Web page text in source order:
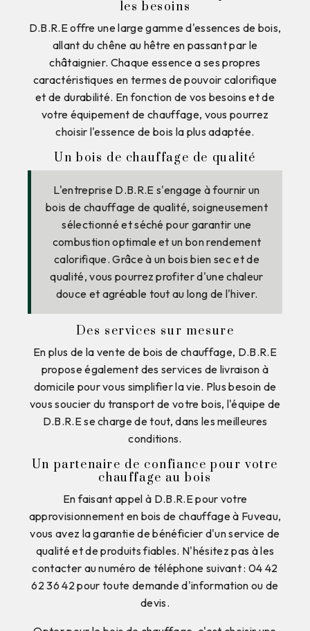
les besoins
D.B.R.E offre une large gamme d'essences de bois,
allant du chêne au hêtre en passant par le
châtaignier. Chaque essence a ses propres
caractéristiques en termes de pouvoir calorifique
et de durabilité. En fonction de vos besoins et de
votre équipement de chauffage, vous pourrez
choisir l'essence de bois la plus adaptée.
Un bois de chauffage de qualité
L'entreprise D.B.R.E s'engage à fournir un
bois de chauffage de qualité, soigneusement
sélectionné et séché pour garantir une
combustion optimale et un bon rendement
calorifique. Grâce à un bois bien sec et de
qualité, vous pourrez profiter d'une chaleur
douce et agréable tout au long de l'hiver.
Des services sur mesure
En plus de la vente de bois de chauffage, D.B.R.E
propose également des services de livraison à
domicile pour vous simplifier la vie. Plus besoin de
vous soucier du transport de votre bois, l'équipe de
D.B.R.E se charge de tout, dans les meilleures
conditions.
Un partenaire de confiance pour votre
chauffage au bois
En faisant appel à D.B.R.E pour votre
approvisionnement en bois de chauffage à Fuveau,
vous avez la garantie de bénéficier d'un service de
qualité et de produits fiables. N'hésitez pas à les
contacter au numéro de téléphone suivant : 04 42
62 36 42 pour toute demande d'information ou de
devis.